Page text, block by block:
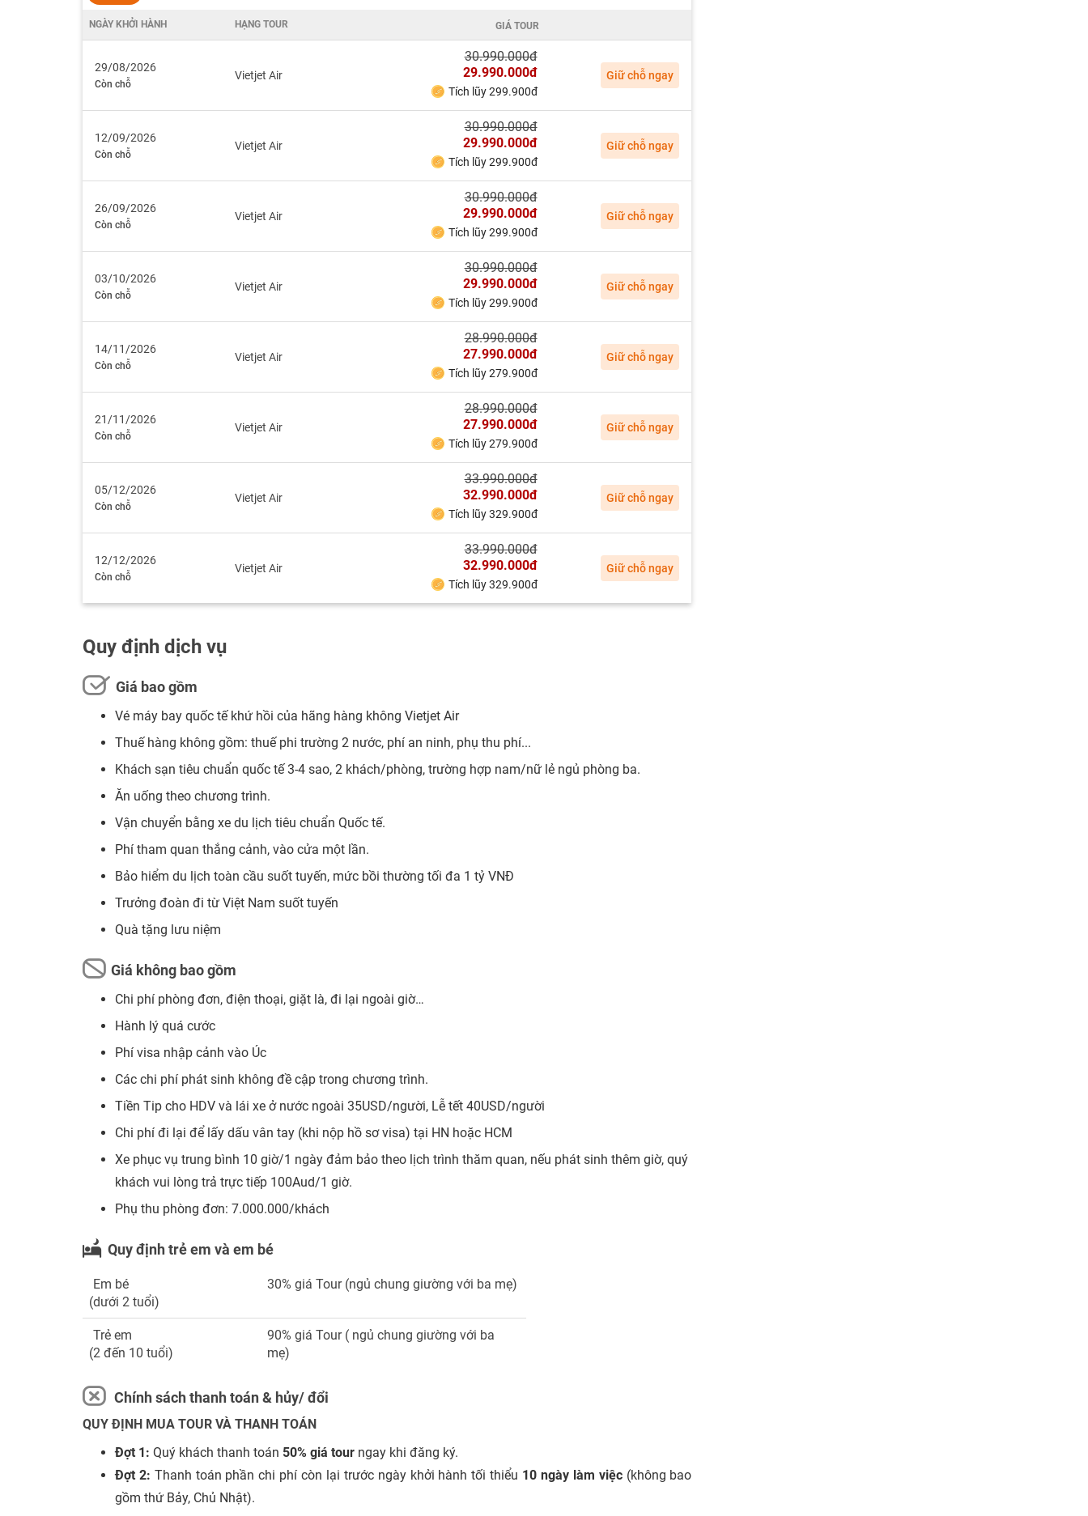
NGÀY KHỞI HÀNH HẠNG TOUR GIÁ TOUR
29/08/2026
Còn chỗ
Vietjet Air
30.990.000đ
29.990.000đ
Tích lũy 299.900đ
Giữ chỗ ngay
12/09/2026
Còn chỗ
Vietjet Air
30.990.000đ
29.990.000đ
Tích lũy 299.900đ
Giữ chỗ ngay
26/09/2026
Còn chỗ
Vietjet Air
30.990.000đ
29.990.000đ
Tích lũy 299.900đ
Giữ chỗ ngay
03/10/2026
Còn chỗ
Vietjet Air
30.990.000đ
29.990.000đ
Tích lũy 299.900đ
Giữ chỗ ngay
14/11/2026
Còn chỗ
Vietjet Air
28.990.000đ
27.990.000đ
Tích lũy 279.900đ
Giữ chỗ ngay
21/11/2026
Còn chỗ
Vietjet Air
28.990.000đ
27.990.000đ
Tích lũy 279.900đ
Giữ chỗ ngay
05/12/2026
Còn chỗ
Vietjet Air
33.990.000đ
32.990.000đ
Tích lũy 329.900đ
Giữ chỗ ngay
12/12/2026
Còn chỗ
Vietjet Air
33.990.000đ
32.990.000đ
Tích lũy 329.900đ
Giữ chỗ ngay
Quy định dịch vụ
Giá bao gồm
Vé máy bay quốc tế khứ hồi của hãng hàng không Vietjet Air
Thuế hàng không gồm: thuế phi trường 2 nước, phí an ninh, phụ thu phí...
Khách sạn tiêu chuẩn quốc tế 3-4 sao, 2 khách/phòng, trường hợp nam/nữ lẻ ngủ phòng ba.
Ăn uống theo chương trình.
Vận chuyển bằng xe du lịch tiêu chuẩn Quốc tế.
Phí tham quan thắng cảnh, vào cửa một lần.
Bảo hiểm du lịch toàn cầu suốt tuyến, mức bồi thường tối đa 1 tỷ VNĐ
Trưởng đoàn đi từ Việt Nam suốt tuyến
Quà tặng lưu niệm
Giá không bao gồm
Chi phí phòng đơn, điện thoại, giặt là, đi lại ngoài giờ…
Hành lý quá cước
Phí visa nhập cảnh vào Úc
Các chi phí phát sinh không đề cập trong chương trình.
Tiền Tip cho HDV và lái xe ở nước ngoài 35USD/người, Lễ tết 40USD/người
Chi phí đi lại để lấy dấu vân tay (khi nộp hồ sơ visa) tại HN hoặc HCM
Xe phục vụ trung bình 10 giờ/1 ngày đảm bảo theo lịch trình thăm quan, nếu phát sinh thêm giờ, quý
khách vui lòng trả trực tiếp 100Aud/1 giờ.
Phụ thu phòng đơn: 7.000.000/khách
Quy định trẻ em và em bé
Em bé
(dưới 2 tuổi)
30% giá Tour (ngủ chung giường với ba mẹ)
Trẻ em
(2 đến 10 tuổi)
90% giá Tour ( ngủ chung giường với ba
mẹ)
Chính sách thanh toán & hủy/ đổi
QUY ĐỊNH MUA TOUR VÀ THANH TOÁN
Đợt 1: Quý khách thanh toán 50% giá tour ngay khi đăng ký.
Đợt 2: Thanh toán phần chi phí còn lại trước ngày khởi hành tối thiểu 10 ngày làm việc(không bao
gồm thứ Bảy, Chủ Nhật).